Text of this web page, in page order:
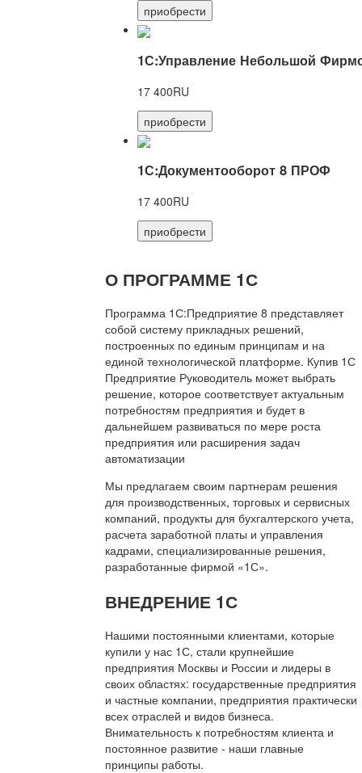
приобрести
1С:Управление Небольшой
17 400RU
приобрести
1С:Документооборот 8 ПРОФ
17 400RU
приобрести
О ПРОГРАММЕ 1С
Программа 1С:Предприятие 8 представляет
собой систему прикладных решений,
построенных по единым принципам и на
единой технологической платформе. Купив 1С
Предприятие Руководитель может выбрать
решение, которое соответствует актуальным
потребностям предприятия и будет в
дальнейшем развиваться по мере роста
предприятия или расширения задач
автоматизации
Мы предлагаем своим партнерам решения
для производственных, торговых и сервисных
компаний, продукты для бухгалтерского учета,
расчета заработной платы и управления
кадрами, специализированные решения,
разработанные фирмой «1С».
ВНЕДРЕНИЕ 1С
Нашими постоянными клиентами, которые
купили у нас 1С, стали крупнейшие
предприятия Москвы и России и лидеры в
своих областях: государственные предприятия
и частные компании, предприятия практически
всех отраслей и видов бизнеса.
Внимательность к потребностям клиента и
постоянное развитие - наши главные
принципы работы.